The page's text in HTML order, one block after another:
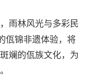
，雨林风光与多彩民
佤锦非遗体验，将
斓的佤族文化，为